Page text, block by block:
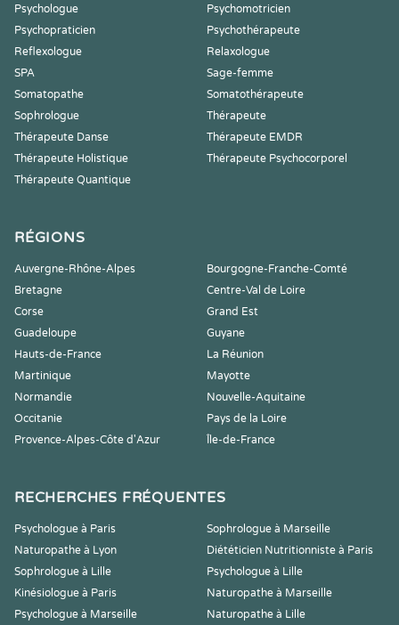
Psychologue
Psychomotricien
Psychopraticien
Psychothérapeute
Reflexologue
Relaxologue
SPA
Sage-femme
Somatopathe
Somatothérapeute
Sophrologue
Thérapeute
Thérapeute Danse
Thérapeute EMDR
Thérapeute Holistique
Thérapeute Psychocorporel
Thérapeute Quantique
RÉGIONS
Auvergne-Rhône-Alpes
Bourgogne-Franche-Comté
Bretagne
Centre-Val de Loire
Corse
Grand Est
Guadeloupe
Guyane
Hauts-de-France
La Réunion
Martinique
Mayotte
Normandie
Nouvelle-Aquitaine
Occitanie
Pays de la Loire
Provence-Alpes-Côte d'Azur
Île-de-France
RECHERCHES FRÉQUENTES
Psychologue à Paris
Sophrologue à Marseille
Naturopathe à Lyon
Diététicien Nutritionniste à Paris
Sophrologue à Lille
Psychologue à Lille
Kinésiologue à Paris
Naturopathe à Marseille
Psychologue à Marseille
Naturopathe à Lille